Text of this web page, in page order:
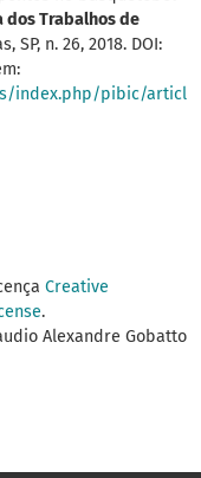
dos Trabalhos de
SP, n. 26, 2018. DOI:
index.php/pibic/articl
Creative
.
Alexandre Gobatto